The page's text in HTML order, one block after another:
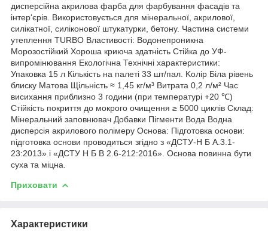
дисперсійна акрилова фарба для фарбування фасадів та
інтер‘єрів. Використовується для мінеральної, акрилової,
силікатної, силіконової штукатурки, бетону. Частина системи
утеплення TURBO Властивості: Водонепроникна
Морозостійкий Хороша криюча здатність Стійка до УФ-
випромінювання Екологічна Технічні характеристики:
Упаковка 15 л Кількість на палеті 33 шт/пал. Kолір Біла рівень
блиску Матова Щільність ≈ 1,45 кг/м³ Витрата 0,2 л/м² Час
висихання приблизно 3 години (при температурі +20 ℃)
Стійкість покриття до мокрого очищення ≥ 5000 циклів Склад:
Мінеральний заповнювач Добавки Пігменти Вода Водна
дисперсія акрилового полімеру Основа: Підготовка основи:
підготовка основи проводиться згідно з «ДСТУ-Н Б А.3.1-
23:2013» і «ДСТУ Н Б В 2.6-212:2016». Основа повинна бути
суха та міцна.
Приховати
Характеристики